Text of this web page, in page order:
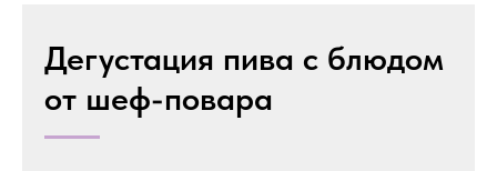
Дегустация пива с блюдом
от шеф-повара